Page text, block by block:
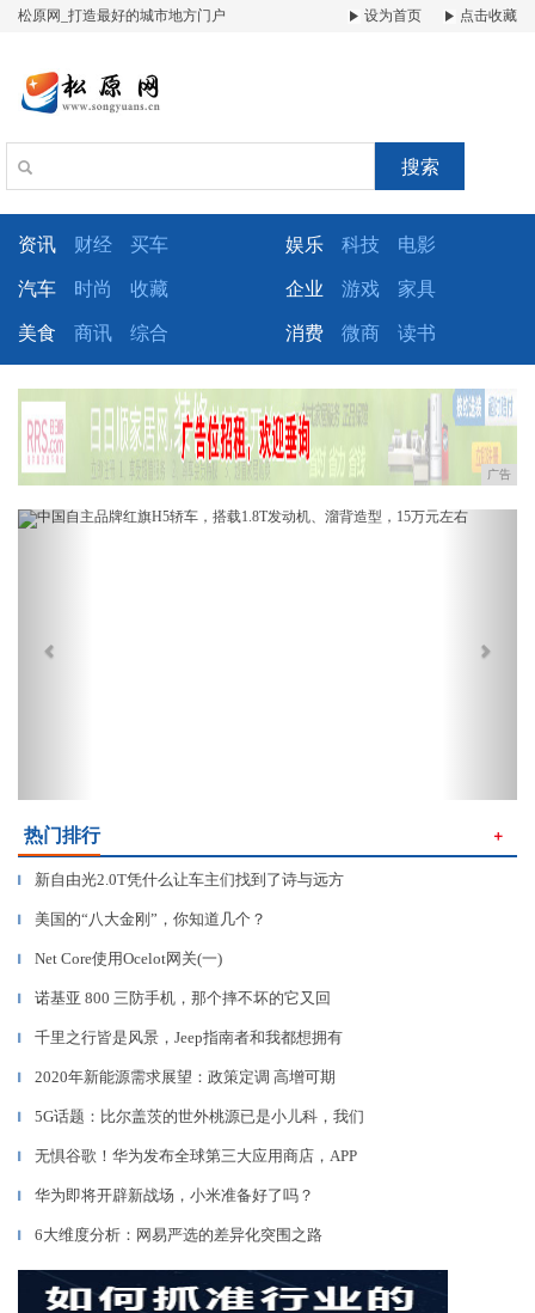
松原网_打造最好的城市地方门户 设为首页 点击收藏
搜索
资讯 财经 买车 娱乐 科技 电影
汽车 时尚 收藏 企业 游戏 家具
美食 商讯 综合 消费 微商 读书
广告
Previous
热门排行 ＋
▎ 新自由光2.0T凭什么让车主们找到了诗与远方
▎ 美国的“八大金刚”，你知道几个？
▎ Net Core使用Ocelot网关(一)
▎ 诺基亚 800 三防手机，那个摔不坏的它又回
▎ 千里之行皆是风景，Jeep指南者和我都想拥有
▎ 2020年新能源需求展望：政策定调 高增可期
▎ 5G话题：比尔盖茨的世外桃源已是小儿科，我们
▎ 无惧谷歌！华为发布全球第三大应用商店，APP
▎ 华为即将开辟新战场，小米准备好了吗？
▎ 6大维度分析：网易严选的差异化突围之路